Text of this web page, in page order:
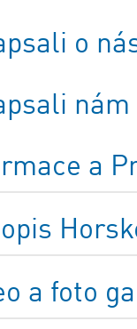
o
nám
a
a foto